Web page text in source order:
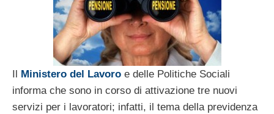
Ministero del Lavoro e delle Politiche Sociali
informa che sono in corso di attivazione tre nuovi
servizi per i lavoratori; infatti, il tema della previdenza